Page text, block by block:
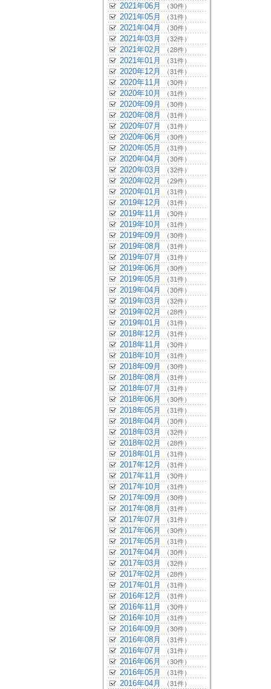
2021年06月 （30件）
2021年05月 （31件）
2021年04月 （30件）
2021年03月 （32件）
2021年02月 （28件）
2021年01月 （31件）
2020年12月 （31件）
2020年11月 （30件）
2020年10月 （31件）
2020年09月 （30件）
2020年08月 （31件）
2020年07月 （31件）
2020年06月 （30件）
2020年05月 （31件）
2020年04月 （30件）
2020年03月 （32件）
2020年02月 （29件）
2020年01月 （31件）
2019年12月 （31件）
2019年11月 （30件）
2019年10月 （31件）
2019年09月 （30件）
2019年08月 （31件）
2019年07月 （31件）
2019年06月 （30件）
2019年05月 （31件）
2019年04月 （30件）
2019年03月 （32件）
2019年02月 （28件）
2019年01月 （31件）
2018年12月 （31件）
2018年11月 （30件）
2018年10月 （31件）
2018年09月 （30件）
2018年08月 （31件）
2018年07月 （31件）
2018年06月 （30件）
2018年05月 （31件）
2018年04月 （30件）
2018年03月 （32件）
2018年02月 （28件）
2018年01月 （31件）
2017年12月 （31件）
2017年11月 （30件）
2017年10月 （31件）
2017年09月 （30件）
2017年08月 （31件）
2017年07月 （31件）
2017年06月 （30件）
2017年05月 （31件）
2017年04月 （30件）
2017年03月 （32件）
2017年02月 （28件）
2017年01月 （31件）
2016年12月 （31件）
2016年11月 （30件）
2016年10月 （31件）
2016年09月 （30件）
2016年08月 （31件）
2016年07月 （31件）
2016年06月 （30件）
2016年05月 （31件）
2016年04月 （31件）